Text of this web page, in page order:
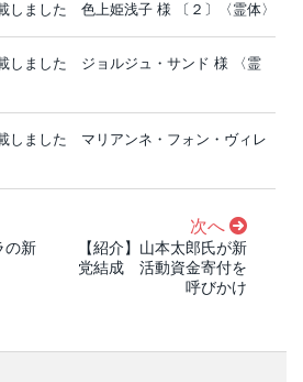
しました 色上姫浅子 様 〔２〕〈霊体〉
しました ジョルジュ・サンド 様 〈霊
しました マリアンネ・フォン・ヴィレ
の新
次へ
【紹介】山本太郎氏が新
党結成 活動資金寄付を
呼びかけ